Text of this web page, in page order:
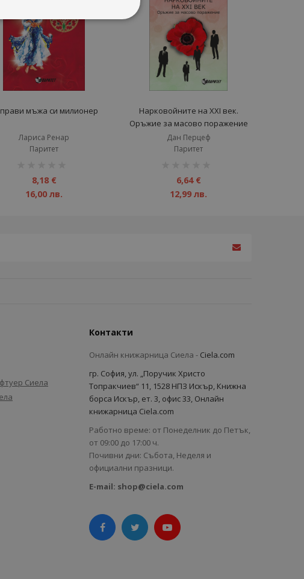
мъжа си милионер
Лариса Ренар
Паритет
8,18 €
16,00 лв.
Нарковойните на ХХІ век.
Оръжие за масово поражение
Дан Перцеф
Паритет
6,64 €
12,99 лв.
Сиела
Контакти
Онлайн книжарница Сиела - Ciela.com
гр. София, ул. „Поручик Христо
Топракчиев“ 11, 1528 НПЗ Искър, Книжна
борса Искър, ет. 3, офис 33, Онлайн
книжарница Ciela.com
Работно време: от Понеделник до Петък,
от 09:00 до 17:00 ч.
Почивни дни: Събота, Неделя и
официални празници.
E-mail: shop@ciela.com